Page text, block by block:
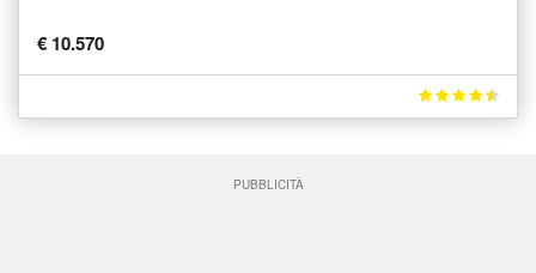
€ 10.570
PUBBLICITÀ